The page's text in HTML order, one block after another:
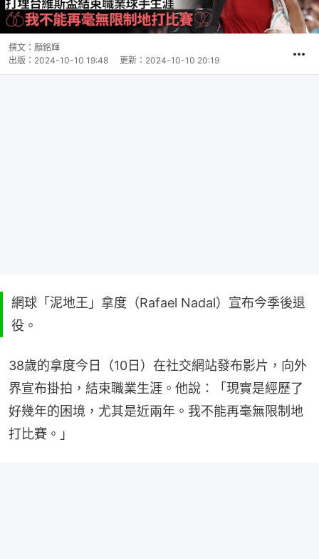
撰文： 顏銘輝
出版： 2024-10-10 19:48 更新： 2024-10-10 20:19
網球「泥地王」拿度（Rafael Nadal）宣布今季後退
役。
38歲的拿度今日（10日）在社交網站發布影片，向外
界宣布掛拍，結束職業生涯。他說：「現實是經歷了
好幾年的困境，尤其是近兩年。我不能再毫無限制地
打比賽。」